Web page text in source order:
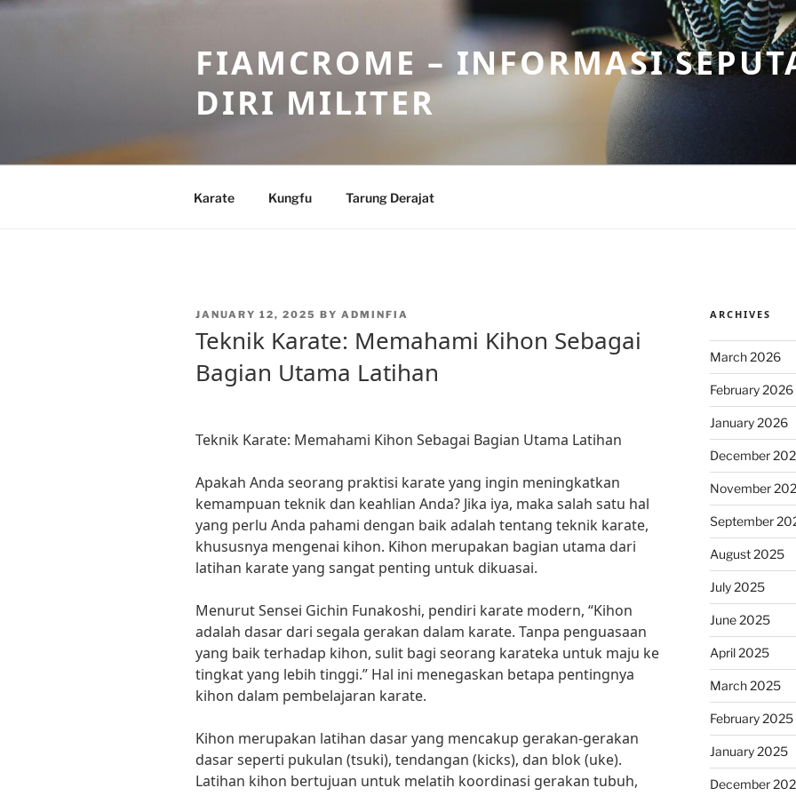
Skip
FIAMCROME – INFORMASI
DIRI MILITER
Karate Kungfu Tarung Derajat
POSTED
JANUARY 12, 2025 BY ADMINFIA
Teknik Karate: Memahami Kihon Sebagai
Bagian Utama Latihan
Teknik Karate: Memahami Kihon Sebagai Bagian Utama Latihan
Apakah Anda seorang praktisi karate yang ingin meningkatkan
kemampuan teknik dan keahlian Anda? Jika iya, maka salah satu hal
yang perlu Anda pahami dengan baik adalah tentang teknik karate,
khususnya mengenai kihon. Kihon merupakan bagian utama dari
latihan karate yang sangat penting untuk dikuasai.
Menurut Sensei Gichin Funakoshi, pendiri karate modern, “Kihon
adalah dasar dari segala gerakan dalam karate. Tanpa penguasaan
yang baik terhadap kihon, sulit bagi seorang karateka untuk maju ke
tingkat yang lebih tinggi.” Hal ini menegaskan betapa pentingnya
kihon dalam pembelajaran karate.
Kihon merupakan latihan dasar yang mencakup gerakan-gerakan
dasar seperti pukulan (tsuki), tendangan (kicks), dan blok (uke).
Latihan kihon bertujuan untuk melatih koordinasi gerakan tubuh,
ARCHIVES
March 2026
February 2026
January 2026
December
November
September
August 2025
July 2025
June 2025
April 2025
March 2025
February 2025
January 2025
December